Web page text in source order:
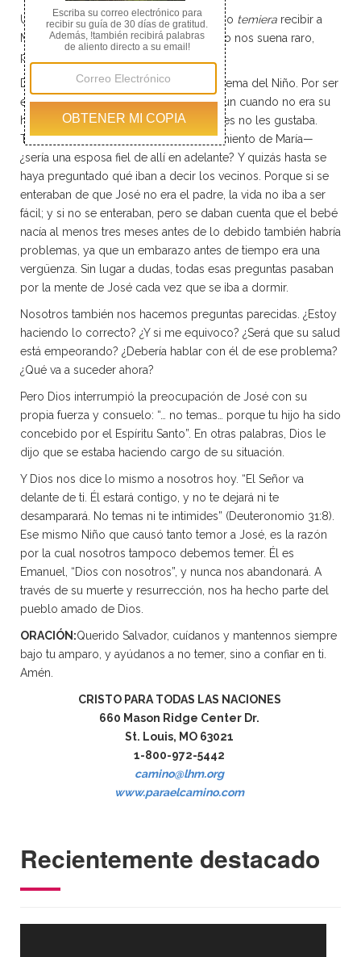
Un ángel del Señor le dijo a José que no temiera recibir a
María como esposa. A primera vista esto nos suena raro,
porque ¿de qué tenía que temer José?
De varias cosas. Por un lado, estaba el tema del Niño. Por ser
el primero, sería el heredero de José aun cuando no era su
hijo sanguíneo, y eso a algunos hombres no les gustaba.
También estaba el tema del comportamiento de María—
¿sería una esposa fiel de allí en adelante? Y quizás hasta se
haya preguntado qué iban a decir los vecinos. Porque si se
enteraban de que José no era el padre, la vida no iba a ser
fácil; y si no se enteraban, pero se daban cuenta que el bebé
nacía al menos tres meses antes de lo debido también habría
problemas, ya que un embarazo antes de tiempo era una
vergüenza. Sin lugar a dudas, todas esas preguntas pasaban
por la mente de José cada vez que se iba a dormir.
Nosotros también nos hacemos preguntas parecidas. ¿Estoy
haciendo lo correcto? ¿Y si me equivoco? ¿Será que su salud
está empeorando? ¿Debería hablar con él de ese problema?
¿Qué va a suceder ahora?
Pero Dios interrumpió la preocupación de José con su
propia fuerza y consuelo: “… no temas… porque tu hijo ha sido
concebido por el Espíritu Santo”. En otras palabras, Dios le
dijo que se estaba haciendo cargo de su situación.
Y Dios nos dice lo mismo a nosotros hoy. “El Señor va
delante de ti. Él estará contigo, y no te dejará ni te
desamparará. No temas ni te intimides” (Deuteronomio 31:8).
Ese mismo Niño que causó tanto temor a José, es la razón
por la cual nosotros tampoco debemos temer. Él es
Emanuel, “Dios con nosotros”, y nunca nos abandonará. A
través de su muerte y resurrección, nos ha hecho parte del
pueblo amado de Dios.
ORACIÓN:Querido Salvador, cuídanos y mantennos siempre
bajo tu amparo, y ayúdanos a no temer, sino a confiar en ti.
Amén.
CRISTO PARA TODAS LAS NACIONES
660 Mason Ridge Center Dr.
St. Louis, MO 63021
1-800-972-5442
camino@lhm.org
www.paraelcamino.com
Recientemente destacado